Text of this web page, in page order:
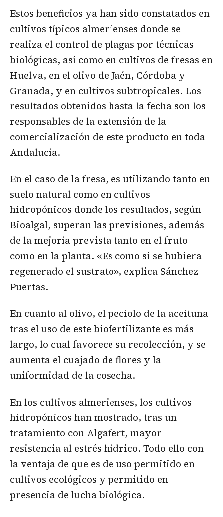
Estos beneficios ya han sido constatados en
cultivos típicos almerienses donde se
realiza el control de plagas por técnicas
biológicas, así como en cultivos de fresas en
Huelva, en el olivo de Jaén, Córdoba y
Granada, y en cultivos subtropicales. Los
resultados obtenidos hasta la fecha son los
responsables de la extensión de la
comercialización de este producto en toda
Andalucía.
En el caso de la fresa, es utilizando tanto en
suelo natural como en cultivos
hidropónicos donde los resultados, según
Bioalgal, superan las previsiones, además
de la mejoría prevista tanto en el fruto
como en la planta. «Es como si se hubiera
regenerado el sustrato», explica Sánchez
Puertas.
En cuanto al olivo, el peciolo de la aceituna
tras el uso de este biofertilizante es más
largo, lo cual favorece su recolección, y se
aumenta el cuajado de flores y la
uniformidad de la cosecha.
En los cultivos almerienses, los cultivos
hidropónicos han mostrado, tras un
tratamiento con Algafert, mayor
resistencia al estrés hídrico. Todo ello con
la ventaja de que es de uso permitido en
cultivos ecológicos y permitido en
presencia de lucha biológica.